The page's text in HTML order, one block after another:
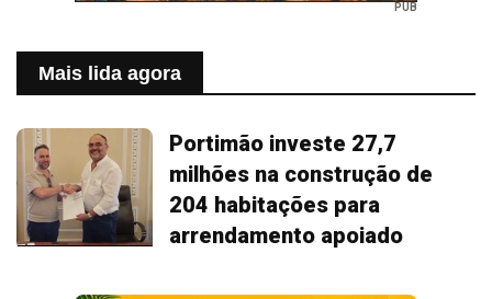
PUB
Mais lida agora
Portimão investe 27,7
milhões na construção de
204 habitações para
arrendamento apoiado